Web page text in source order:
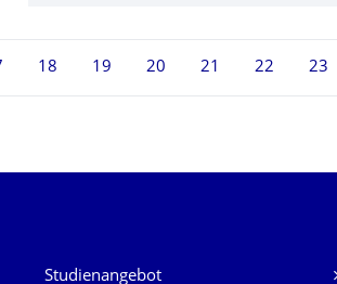
18 19 20 21 22 23
Unsere Dienste
Studienangebot